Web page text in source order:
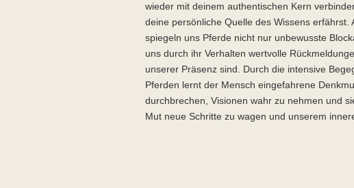
wieder mit deinem authentischen Kern
deine persönliche Quelle des Wissens erfährst.
spiegeln uns Pferde nicht nur unbewusste
uns durch ihr Verhalten wertvolle
unserer Präsenz sind. Durch die intensive
Pferden lernt der Mensch eingefahrene
durchbrechen, Visionen wahr zu nehmen und
Mut neue Schritte zu wagen und unserem